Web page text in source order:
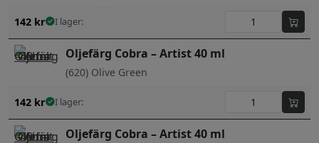
142 kr I lager:
Oljefärg Cobra – Artist 40 ml
(620) Olive Green
142 kr I lager:
Oljefärg Cobra – Artist 40 ml